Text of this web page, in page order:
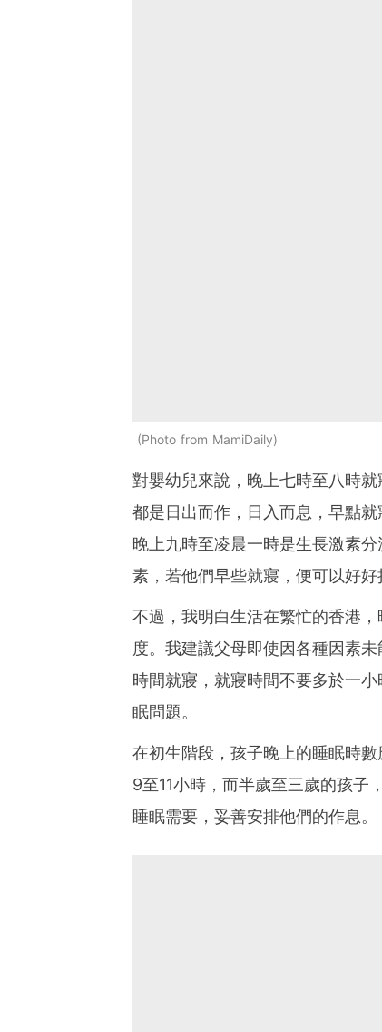
Photo from MamiDaily
對嬰幼兒來說，晚上七時至八時
都是日出而作，日入而息，早點
晚上九時至凌晨一時是生長激素
素，若他們早些就寢，便可以好
不過，我明白生活在繁忙的香港
度。我建議父母即使因各種因素
時間就寢，就寢時間不要多於一
眠問題。
在初生階段，孩子晚上的睡眠時
9至11小時，而半歲至三歲的孩子
睡眠需要，妥善安排他們的作息。